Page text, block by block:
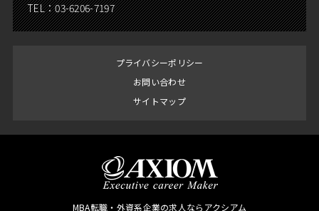
TEL：03-6206-7197
プライバシーポリシー
お問い合わせ
サイトマップ
MBA転職・外資系企業の求人ならアクシアム